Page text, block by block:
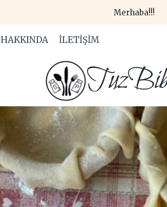
Merhaba!!!
HAKKINDA İLETIŞIM